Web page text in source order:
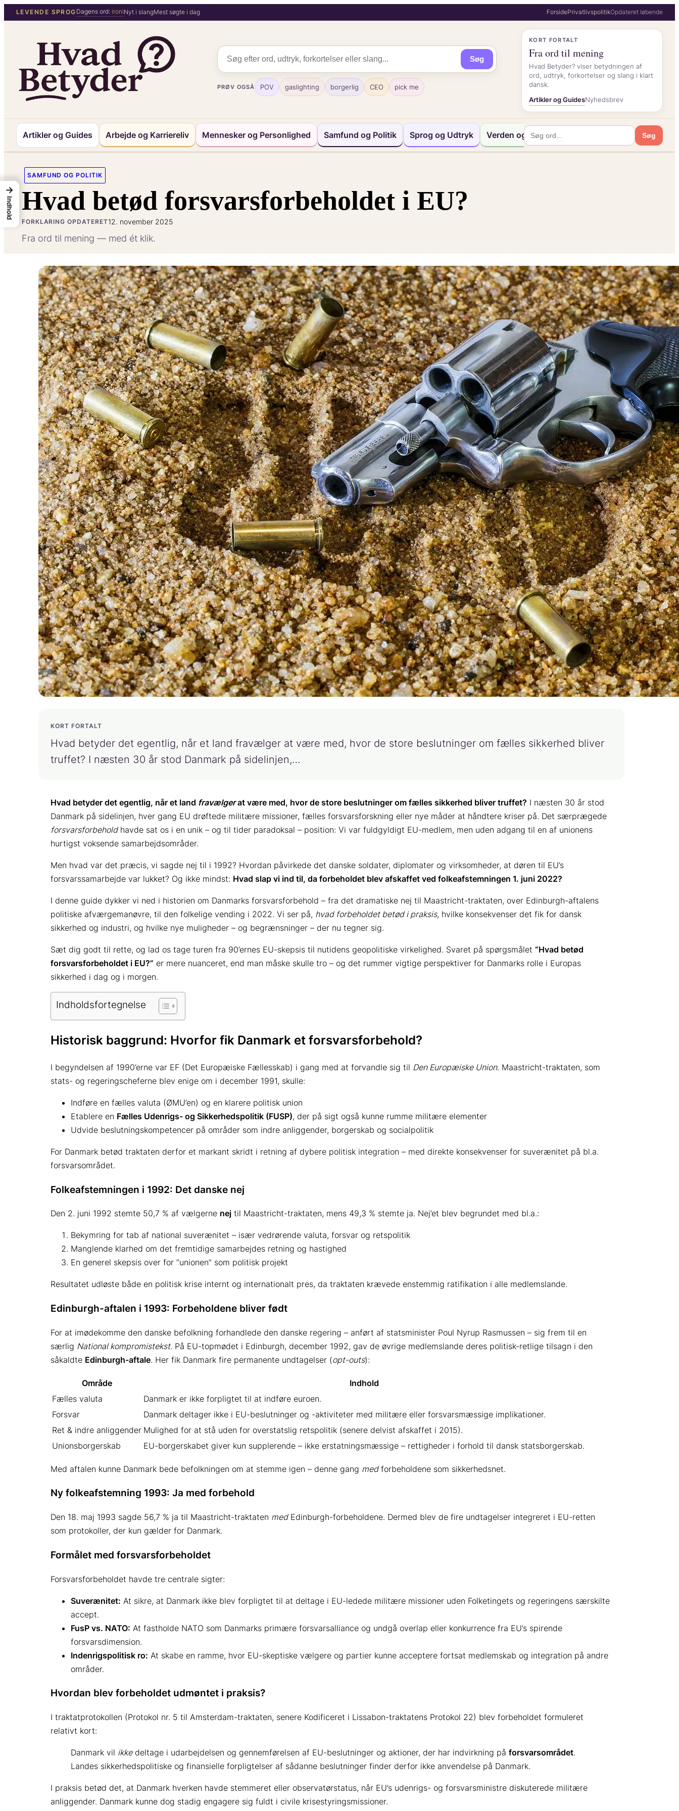
Spring
til
LEVENDE SPROG Dagens ord: ironiNyt i slangMest søgte i dag ForsidePrivatlivspolitikOpdateret løbende
Søg
PRØV OGSÅ POV gaslighting borgerlig CEO pick me
KORT FORTALT
Fra ord til mening
Hvad Betyder? viser betydningen af
ord, udtryk, forkortelser og slang i klart
dansk.
Artikler og GuidesNyhedsbrev
Artikler og Guides Arbejde og Karriereliv Mennesker og Personlighed Samfund og Politik Sprog og Udtryk Verden og Kultur Søg
SAMFUND OG POLITIK
Hvad betød forsvarsforbeholdet i EU?
FORKLARING OPDATERET12. november 2025
Fra ord til mening — med ét klik.
KORT FORTALT
Hvad betyder det egentlig, når et land fravælger at være med, hvor de store beslutninger om fælles sikkerhed bliver
truffet? I næsten 30 år stod Danmark på sidelinjen,…
Hvad betyder det egentlig, når et land fravælgerat være med, hvor de store beslutninger om fælles sikkerhed bliver truffet? I næsten 30 år stod
Danmark på sidelinjen, hver gang EU drøftede militære missioner, fælles forsvarsforskning eller nye måder at håndtere kriser på. Det særprægede
forsvarsforbeholdhavde sat os i en unik – og til tider paradoksal – position: Vi var fuldgyldigt EU-medlem, men uden adgang til en af unionens
hurtigst voksende samarbejdsområder.
Men hvad var det præcis, vi sagde nej til i 1992? Hvordan påvirkede det danske soldater, diplomater og virksomheder, at døren til EU’s
forsvarssamarbejde var lukket? Og ikke mindst: Hvad slap vi ind til, da forbeholdet blev afskaffet ved folkeafstemningen 1. juni 2022?
I denne guide dykker vi ned i historien om Danmarks forsvarsforbehold – fra det dramatiske nej til Maastricht-traktaten, over Edinburgh-aftalens
politiske afværgemanøvre, til den folkelige vending i 2022. Vi ser på, hvad forbeholdet betød i praksis, hvilke konsekvenser det fik for dansk
sikkerhed og industri, og hvilke nye muligheder – og begrænsninger – der nu tegner sig.
Sæt dig godt til rette, og lad os tage turen fra 90’ernes EU-skepsis til nutidens geopolitiske virkelighed. Svaret på spørgsmålet “Hvad betød
forsvarsforbeholdet i EU?” er mere nuanceret, end man måske skulle tro – og det rummer vigtige perspektiver for Danmarks rolle i Europas
sikkerhed i dag og i morgen.
Indholdsfortegnelse
Historisk baggrund: Hvorfor fik Danmark et forsvarsforbehold?
I begyndelsen af 1990’erne var EF (Det Europæiske Fællesskab) i gang med at forvandle sig til Den Europæiske Union. Maastricht-traktaten, som
stats- og regeringscheferne blev enige om i december 1991, skulle:
Indføre en fælles valuta (ØMU’en) og en klarere politisk union
Etablere en Fælles Udenrigs- og Sikkerhedspolitik (FUSP), der på sigt også kunne rumme militære elementer
Udvide beslutningskompetencer på områder som indre anliggender, borgerskab og socialpolitik
For Danmark betød traktaten derfor et markant skridt i retning af dybere politisk integration – med direkte konsekvenser for suverænitet på bl.a.
forsvarsområdet.
Folkeafstemningen i 1992: Det danske nej
Den 2. juni 1992 stemte 50,7 % af vælgerne nej til Maastricht-traktaten, mens 49,3 % stemte ja. Nej’et blev begrundet med bl.a.:
Bekymring for tab af national suverænitet – især vedrørende valuta, forsvar og retspolitik
Manglende klarhed om det fremtidige samarbejdes retning og hastighed
En generel skepsis over for “unionen” som politisk projekt
Resultatet udløste både en politisk krise internt og internationalt pres, da traktaten krævede enstemmig ratifikation i alle medlemslande.
Edinburgh-aftalen i 1993: Forbeholdene bliver født
For at imødekomme den danske befolkning forhandlede den danske regering – anført af statsminister Poul Nyrup Rasmussen – sig frem til en
særlig National kompromistekst. På EU-topmødet i Edinburgh, december 1992, gav de øvrige medlemslande deres politisk-retlige tilsagn i den
såkaldte Edinburgh-aftale. Her fik Danmark fire permanente undtagelser (opt-outs):
Område
Indhold
Fælles valuta
Danmark er ikke forpligtet til at indføre euroen.
Forsvar
Danmark deltager ikke i EU-beslutninger og -aktiviteter med militære eller forsvarsmæssige implikationer.
Ret & indre anliggender Mulighed for at stå uden for overstatslig retspolitik (senere delvist afskaffet i 2015).
Unionsborgerskab
EU-borgerskabet giver kun supplerende – ikke erstatningsmæssige – rettigheder i forhold til dansk statsborgerskab.
Med aftalen kunne Danmark bede befolkningen om at stemme igen – denne gang medforbeholdene som sikkerhedsnet.
Ny folkeafstemning 1993: Ja med forbehold
Den 18. maj 1993 sagde 56,7 % ja til Maastricht-traktaten medEdinburgh-forbeholdene. Dermed blev de fire undtagelser integreret i EU-retten
som protokoller, der kun gælder for Danmark.
Formålet med forsvarsforbeholdet
Forsvarsforbeholdet havde tre centrale sigter:
Suverænitet: At sikre, at Danmark ikke blev forpligtet til at deltage i EU-ledede militære missioner uden Folketingets og regeringens særskilte
accept.
FusP vs. NATO: At fastholde NATO som Danmarks primære forsvarsalliance og undgå overlap eller konkurrence fra EU’s spirende
forsvarsdimension.
Indenrigspolitisk ro: At skabe en ramme, hvor EU-skeptiske vælgere og partier kunne acceptere fortsat medlemskab og integration på andre
områder.
Hvordan blev forbeholdet udmøntet i praksis?
I traktatprotokollen (Protokol nr. 5 til Amsterdam-traktaten, senere Kodificeret i Lissabon-traktatens Protokol 22) blev forbeholdet formuleret
relativt kort:
Danmark vil ikkedeltage i udarbejdelsen og gennemførelsen af EU-beslutninger og aktioner, der har indvirkning på forsvarsområdet.
Landes sikkerhedspolitiske og finansielle forpligtelser af sådanne beslutninger finder derfor ikke anvendelse på Danmark.
I praksis betød det, at Danmark hverken havde stemmeret eller observatørstatus, når EU’s udenrigs- og forsvarsministre diskuterede militære
anliggender. Danmark kunne dog stadig engagere sig fuldt i civile krisestyringsmissioner.
→
Indhold